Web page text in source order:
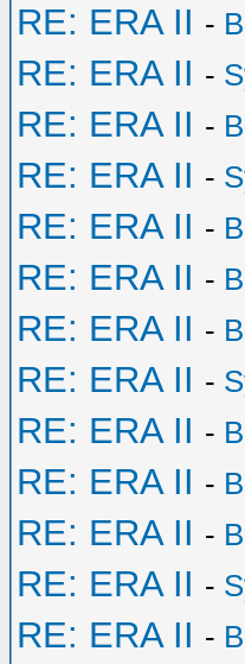
RE: ERA II -
RE: ERA II -
RE: ERA II -
RE: ERA II -
RE: ERA II -
RE: ERA II -
RE: ERA II -
RE: ERA II -
RE: ERA II -
RE: ERA II -
RE: ERA II -
RE: ERA II -
RE: ERA II -